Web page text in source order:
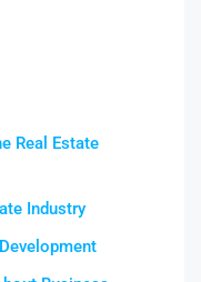
Real Estate
Industry